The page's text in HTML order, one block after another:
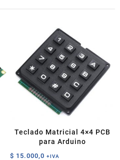
Teclado Matricial 4×4 PCB
para Arduino
$ 15.000,0 +IVA